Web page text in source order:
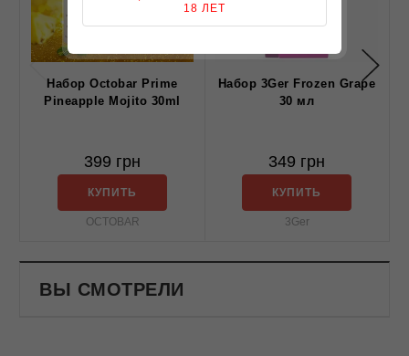
Набор Octobar Prime
Pineapple Mojito 30ml
399 грн
КУПИТЬ
OCTOBAR
Набор 3Ger Frozen Grape
30 мл
349 грн
КУПИТЬ
3Ger
ВЫ СМОТРЕЛИ
18 ЛЕТ